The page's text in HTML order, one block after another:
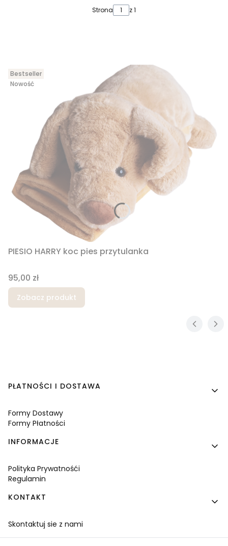
Strona z 1
Bestseller
Nowość
PIESIO HARRY koc pies przytulanka
Cena
95,00 zł
Zobacz produkt
Linki w stopce
PŁATNOŚCI I DOSTAWA
Formy Dostawy
Formy Płatności
INFORMACJE
Polityka Prywatnośći
Regulamin
KONTAKT
Skontaktuj sie z nami